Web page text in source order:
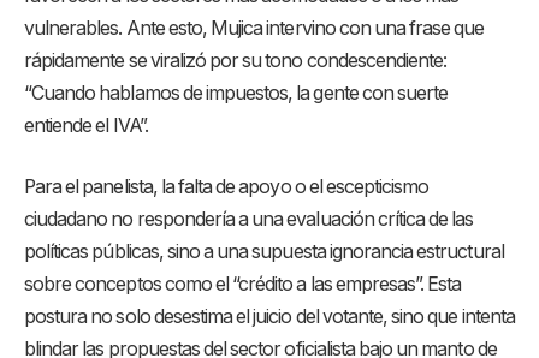
vulnerables. Ante esto, Mujica intervino con una frase que
rápidamente se viralizó por su tono condescendiente:
“Cuando hablamos de impuestos, la gente con suerte
entiende el IVA”.
Para el panelista, la falta de apoyo o el escepticismo
ciudadano no respondería a una evaluación crítica de las
políticas públicas, sino a una supuesta ignorancia estructural
sobre conceptos como el “crédito a las empresas”. Esta
postura no solo desestima el juicio del votante, sino que intenta
blindar las propuestas del sector oficialista bajo un manto de